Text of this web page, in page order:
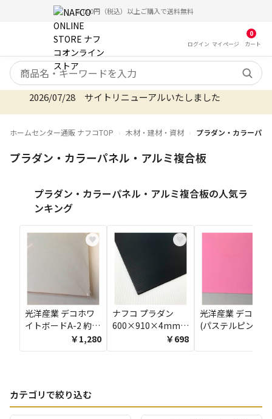
5,000円（税込）以上ご購入で送料無料
ログイン マイ ページ
0
カート
検索キーワード
2026/08/06 オンラインストア お盆期間のご注文・配送
ホームセンター通販 ナフコTOP 木材・建材・資材 プラダン・カラーパ
プラダン・カラーパネル・アルミ複合板
プラダン・カラーパネル・アルミ複合板の人気ラ
ンキング
♥
光洋産業 デコホワ
イトボードA-2 約
5×450×600￥1,280
ナフコ プラダン
600×910×4mm
￥698
光洋産業 デコパネ
(パステルピンク
カテゴリで絞り込む